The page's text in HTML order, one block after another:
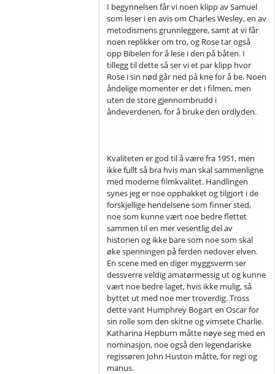
I begynnelsen får vi noen klipp av Samuel
som leser i en avis om Charles Wesley, en av
metodismens grunnleggere, samt at vi får
noen replikker om tro, og Rose tar også
opp Bibelen for å lese i den på båten. I
tillegg til dette så ser vi et par klipp hvor
Rose i sin nød går ned på kne for å be. Noen
åndelige momenter er det i filmen, men
uten de store gjennombrudd i
åndeverdenen, for å bruke den ordlyden.
Kvaliteten er god til å være fra 1951, men
ikke fullt så bra hvis man skal sammenligne
med moderne filmkvalitet. Handlingen
synes jeg er noe opphakket og tilgjort i de
forskjellige hendelsene som finner sted,
noe som kunne vært noe bedre flettet
sammen til en mer vesentlig del av
historien og ikke bare som noe som skal
øke spenningen på ferden nedover elven.
En scene med en diger myggsverm ser
dessverre veldig amatørmessig ut og kunne
vært noe bedre laget, hvis ikke mulig, så
byttet ut med noe mer troverdig. Tross
dette vant Humphrey Bogart en Oscar for
sin rolle som den skitne og vimsete Charlie.
Katharina Hepburn måtte nøye seg med en
nominasjon, noe også den legendariske
regissøren John Huston måtte, for regi og
manus.